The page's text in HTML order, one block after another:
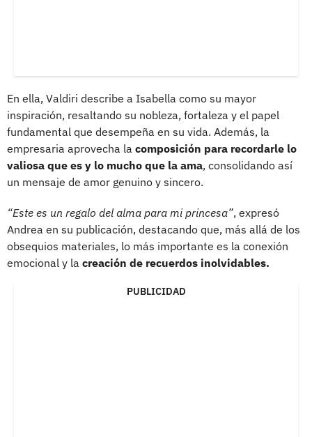
En ella, Valdiri describe a Isabella como su mayor
inspiración, resaltando su nobleza, fortaleza y el papel
fundamental que desempeña en su vida. Además, la
empresaria aprovecha la composición para recordarle lo
valiosa que es y lo mucho que la ama, consolidando así
un mensaje de amor genuino y sincero.
“Este es un regalo del alma para mi princesa”, expresó
Andrea en su publicación, destacando que, más allá de los
obsequios materiales, lo más importante es la conexión
emocional y la creación de recuerdos inolvidables.
PUBLICIDAD